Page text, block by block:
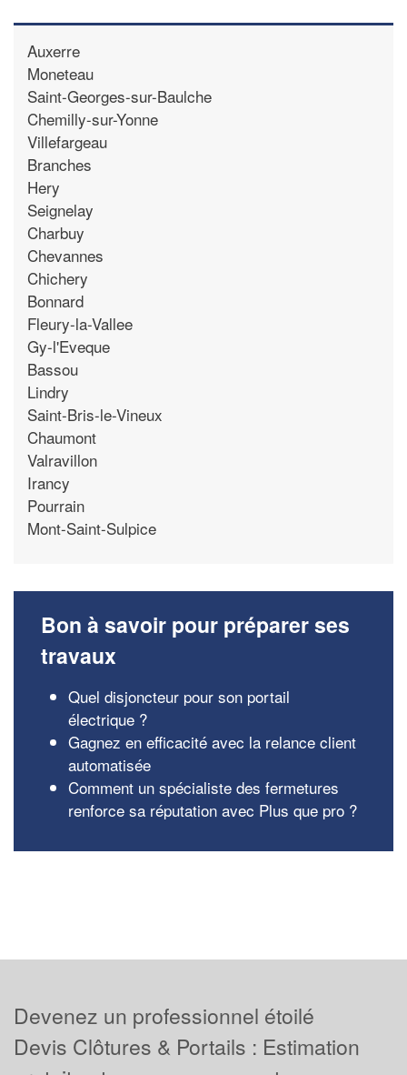
Auxerre
Moneteau
Saint-Georges-sur-Baulche
Chemilly-sur-Yonne
Villefargeau
Branches
Hery
Seignelay
Charbuy
Chevannes
Chichery
Bonnard
Fleury-la-Vallee
Gy-l'Eveque
Bassou
Lindry
Saint-Bris-le-Vineux
Chaumont
Valravillon
Irancy
Pourrain
Mont-Saint-Sulpice
Bon à savoir pour préparer ses
travaux
Quel disjoncteur pour son portail
électrique ?
Gagnez en efficacité avec la relance client
automatisée
Comment un spécialiste des fermetures
renforce sa réputation avec Plus que pro ?
Devenez un professionnel étoilé
Devis Clôtures & Portails : Estimation